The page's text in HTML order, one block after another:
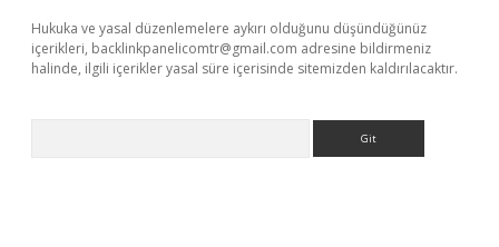
Hukuka ve yasal düzenlemelere aykırı olduğunu düşündüğünüz
içerikleri, backlinkpanelicomtr@gmail.com adresine bildirmeniz
halinde, ilgili içerikler yasal süre içerisinde sitemizden kaldırılacaktır.